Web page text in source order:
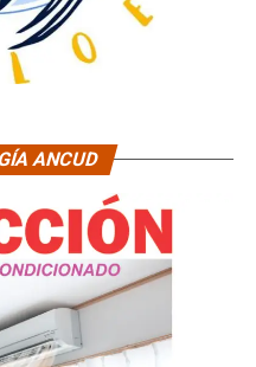
ANCUD